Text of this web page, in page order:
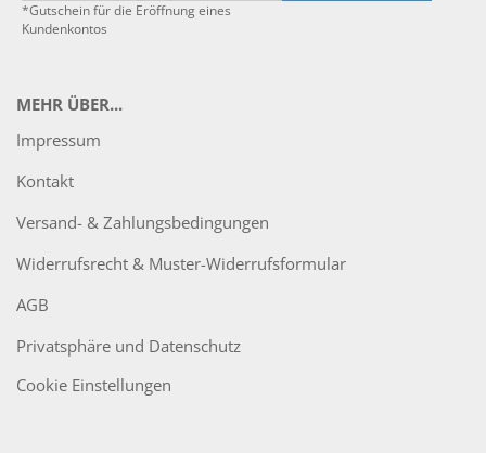
*Gutschein für die Eröffnung eines
Kundenkontos
MEHR ÜBER...
Impressum
Kontakt
Versand- & Zahlungsbedingungen
Widerrufsrecht & Muster-Widerrufsformular
AGB
Privatsphäre und Datenschutz
Cookie Einstellungen